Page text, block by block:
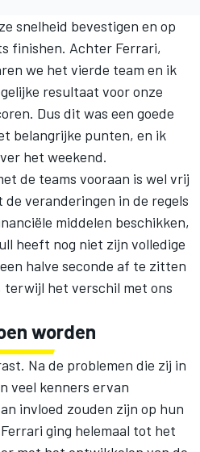
snelheid bevestigen en op
finishen. Achter Ferrari,
we het vierde team en ik
resultaat voor onze
Dus dit was een goede
belangrijke punten, en ik
het weekend.
de teams vooraan is wel vrij
veranderingen in de regels
middelen beschikken,
heeft nog niet zijn volledige
halve seconde af te zitten
terwijl het verschil met ons
worden
Na de problemen die zij in
veel kenners ervan
invloed zouden zijn op hun
ging helemaal tot het